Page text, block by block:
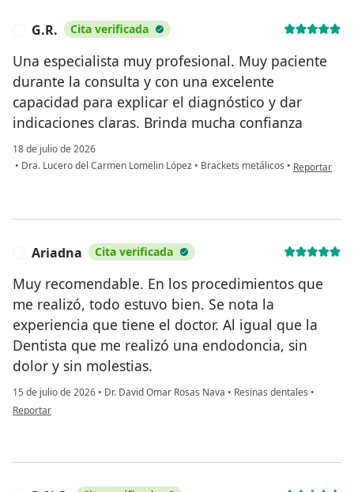
G.R. Cita verificada
Una especialista muy profesional. Muy paciente
durante la consulta y con una excelente
capacidad para explicar el diagnóstico y dar
indicaciones claras. Brinda mucha confianza
18 de julio de 2026
• Dra. Lucero del Carmen Lomelin López • Brackets metálicos • en opinión
Reportar
Ariadna Cita verificada
Muy recomendable. En los procedimientos que
me realizó, todo estuvo bien. Se nota la
experiencia que tiene el doctor. Al igual que la
Dentista que me realizó una endodoncia, sin
dolor y sin molestias.
15 de julio de 2026 • Dr. David Omar Rosas Nava • Resinas dentales •
en opinión del usuario Ariadna
Reportar